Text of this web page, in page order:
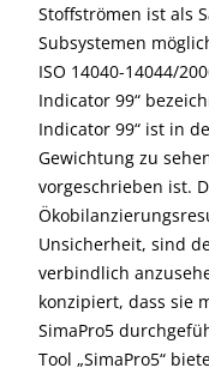
Stoffströmen ist als
Subsystemen
ISO 14040-14044/
Indicator 99“
Indicator 99“ ist in
Gewichtung zu
vorgeschrieben ist.
Unsicherheit, sind
verbindlich
konzipiert, dass sie
SimaPro5
Tool „SimaPro5“